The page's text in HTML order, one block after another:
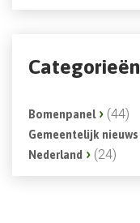
Categorieën
Bomenpanel (44)
Gemeentelijk nieuws
Nederland (24)